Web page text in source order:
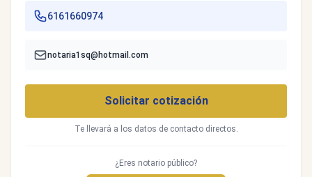
6161660974
notaria1sq@hotmail.com
Solicitar cotización
Te llevará a los datos de contacto directos.
¿Eres notario público?